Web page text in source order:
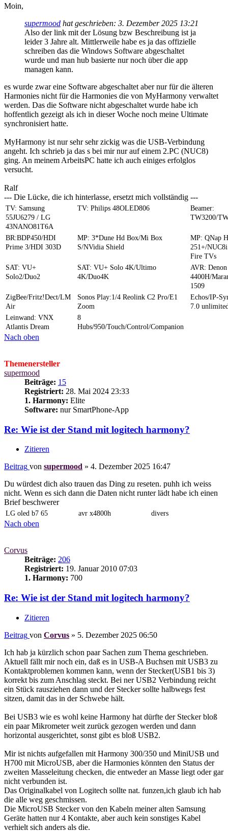
Moin,
supermood hat geschrieben: 3. Dezember 2025 13:21
Also der link mit der Lösung bzw Beschreibung ist ja
leider 3 Jahre alt. Mittlerweile habe es ja das offizielle
schreiben das die Windows Software abgeschaltet
wurde und man hub basierte nur noch über die app
managen kann.
es wurde zwar eine Software abgeschaltet aber nur für die älteren
Harmonies nicht für die Harmonies die von MyHarmony verwaltet
werden. Das die Software nicht abgeschaltet wurde habe ich
hoffentlich gezeigt als ich in dieser Woche noch meine Ultimate
synchronisiert hatte.
MyHarmony ist nur sehr sehr zickig was die USB-Verbindung
angeht. Ich schrieb ja das s bei mir nur auf einem 2.PC (NUC8)
ging. An meinem ArbeitsPC hatte ich auch einiges erfolglos
versucht.
Ralf
--- Die Lücke, die ich hinterlasse, ersetzt mich vollständig ---
TV: Samsung
55JU6279 / LG
43NANO81T6A
TV: Philips 48OLED806
Beamer:
TW3200/
BR:BDP450/HDI
Prime 3/HDI 303D
MP: 3*Dune Hd Box/Mi Box
S/NVidia Shield
MP: QNap
251+/
Fire TVs
SAT: VU+
Solo2/Duo2
SAT: VU+ Solo 4K/Ultimo
4K/Duo4K
AVR: Denon
4400H/
1509
ZigBee/Fritz!Dect/LM
Air
Sonos Play:1/4 Reolink C2 Pro/E1
Zoom
Echos/IP-
7.0
Leinwand: VNX
Atlantis Dream
8
Hubs/950/Touch/Control/Companion
Nach oben
Themenersteller
supermood
Beiträge: 15
Registriert: 28. Mai 2024 23:33
1. Harmony: Elite
Software: nur SmartPhone-App
Re: Wie ist der Stand mit logitech harmony?
Zitieren
Beitrag von supermood » 4. Dezember 2025 16:47
Du würdest dich also trauen das Ding zu reseten. puhh ich weiss
nicht. Wenn es sich dann die Daten nicht runter lädt habe ich einen
Brief beschwerer
LG oled b7 65 avr x4800h divers
Nach oben
Corvus
Beiträge: 206
Registriert: 19. Januar 2010 07:03
1. Harmony: 700
Re: Wie ist der Stand mit logitech harmony?
Zitieren
Beitrag von Corvus » 5. Dezember 2025 06:50
Ich hab ja kürzlich schon paar Sachen zum Thema geschrieben.
Aktuell fällt mir noch ein, daß es in USB-A Buchsen mit USB3 zu
Kontaktproblemen kommen kann, wenn der Stecker(USB1 bis 3)
korrekt bis zum Anschlag steckt. Bei ner USB2 Verbindung reicht
ein Stück rausziehen dann und der Stecker sollte halbwegs fest
sitzen, damit das in der Schwebe hält.
Bei USB3 wie es wohl keine Harmony hat dürfte der Stecker bloß
ein paar Mikrometer weit zurück gezogen werden und dann
horizontal ausgerichtet, sonst gibt es bloß USB2.
Mir ist nichts aufgefallen mit Harmony 300/350 und MiniUSB und
H700 mit MicroUSB, aber die Harmonies könnten den Status der
zweiten Masseleitung checken, die entweder an Masse liegt oder gar
nicht verbunden ist.
Das Originalkabel von Logitech sollte nat. funzen,ich glaub ich hab
die alle weg geschmissen.
Die MicroUSB Stecker von den Kabeln meiner alten Samsung
Geräte hatten nur 4 Kontakte, aber auch kein sonstiges Kabel
verhielt sich anders als die.